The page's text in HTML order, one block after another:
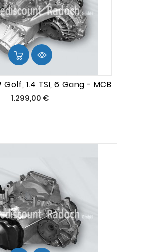
1.4 TSI, 6 Gang - MCB
1.299,00 €